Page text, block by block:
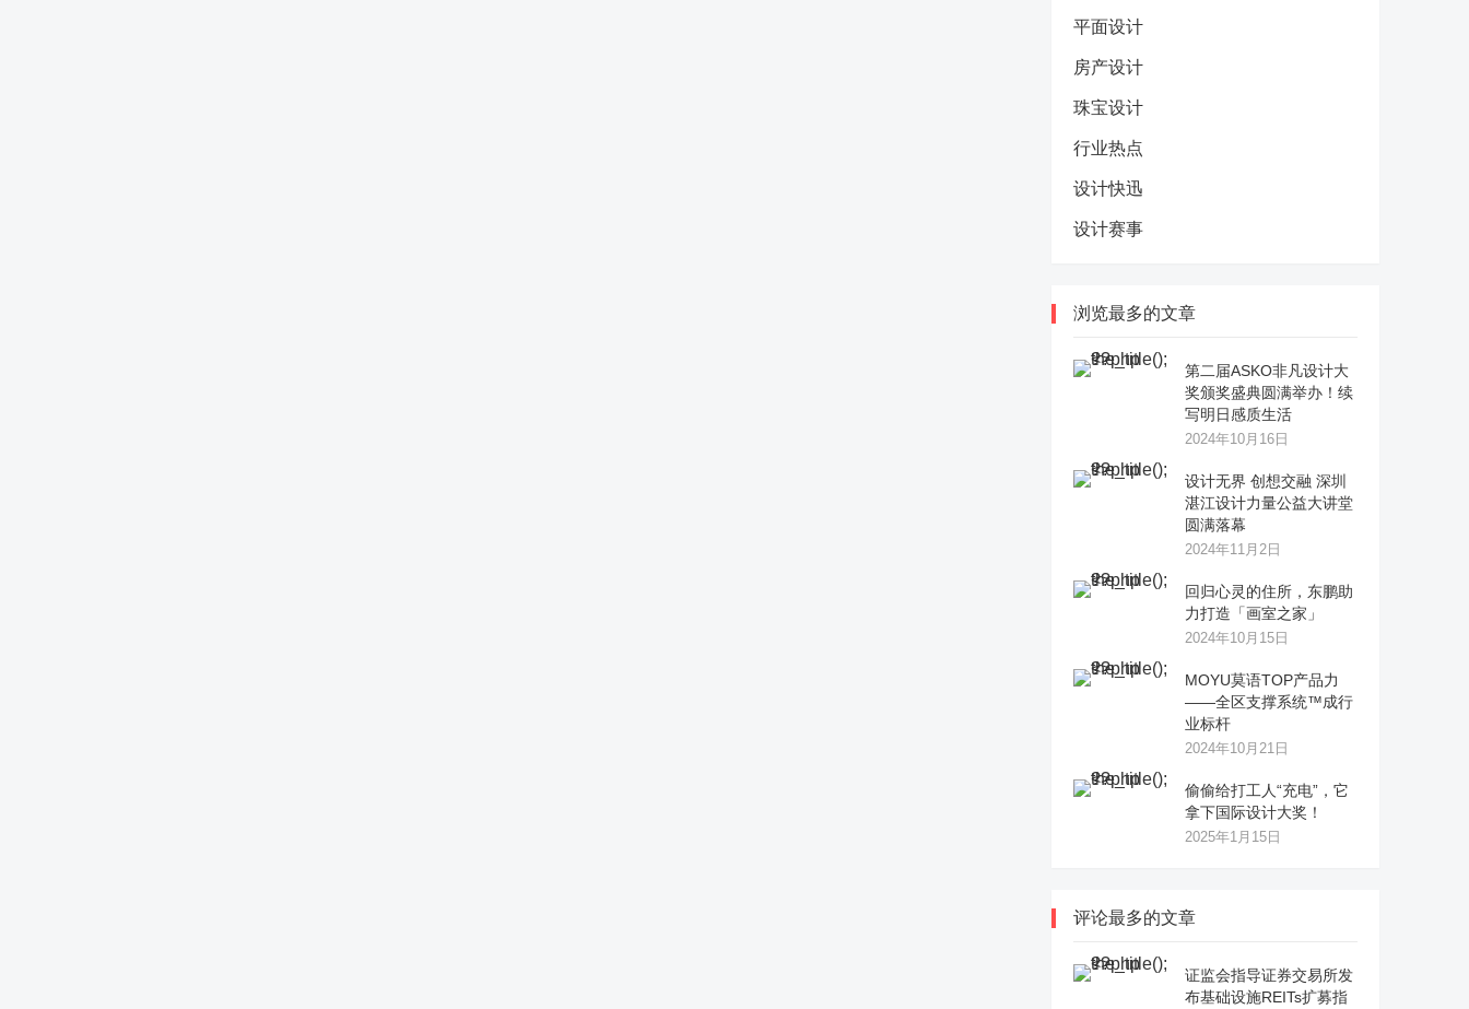
平面设计
房产设计
珠宝设计
行业热点
设计快迅
设计赛事
浏览最多的文章
第二届ASKO非凡设计大
奖颁奖盛典圆满举办！续
写明日感质生活
2024年10月16日
设计无界 创想交融 深圳
湛江设计力量公益大讲堂
圆满落幕
2024年11月2日
回归心灵的住所，东鹏助
力打造「画室之家」
2024年10月15日
MOYU莫语TOP产品力
——全区支撑系统™成行
业标杆
2024年10月21日
偷偷给打工人“充电”，它
拿下国际设计大奖！
2025年1月15日
评论最多的文章
证监会指导证券交易所发
布基础设施REITs扩募指